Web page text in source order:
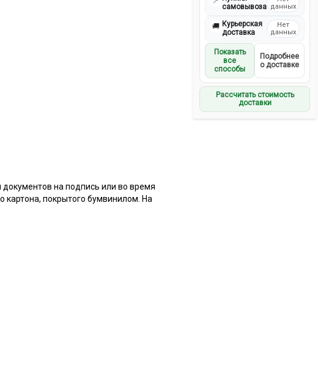
самовывоза данных
🚚 Курьерская
доставка
Нет
данных
Показать
все
способы
Подробнее
о доставке
Рассчитать стоимость
доставки
на подпись или во время
картона, покрытого бумвинилом. На